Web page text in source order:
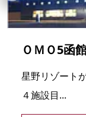
ＯＭＯ5函
星野リゾート
４施設目...